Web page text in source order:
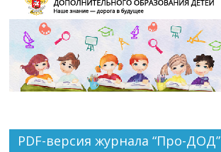
PDF-версия журнала “Про-ДОД”